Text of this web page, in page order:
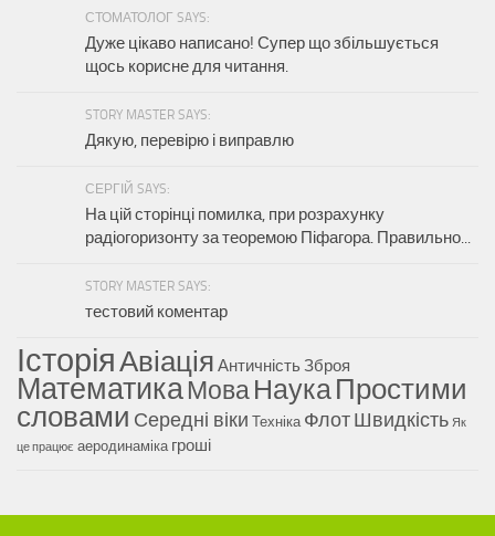
СТОМАТОЛОГ SAYS:
Дуже цікаво написано! Супер що збільшується
щось корисне для читання.
STORY MASTER SAYS:
Дякую, перевірю і виправлю
СЕРГІЙ SAYS:
На цій сторінці помилка, при розрахунку
радіогоризонту за теоремою Піфагора. Правильно...
STORY MASTER SAYS:
тестовий коментар
ІсторіяАвіація АнтичністьЗброя
МатематикаМоваНаукаПростими
словами Середні віки Техніка Флот Швидкість Як
це працює аеродинаміка гроші